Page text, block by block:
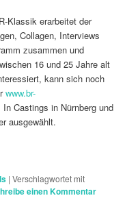
Klassik erarbeitet der
Collagen, Interviews
zusammen und
16 und 25 Jahre alt
kann sich noch
www.br-
In Castings in Nürnberg und
ausgewählt.
|Verschlagwortet mit
einen Kommentar